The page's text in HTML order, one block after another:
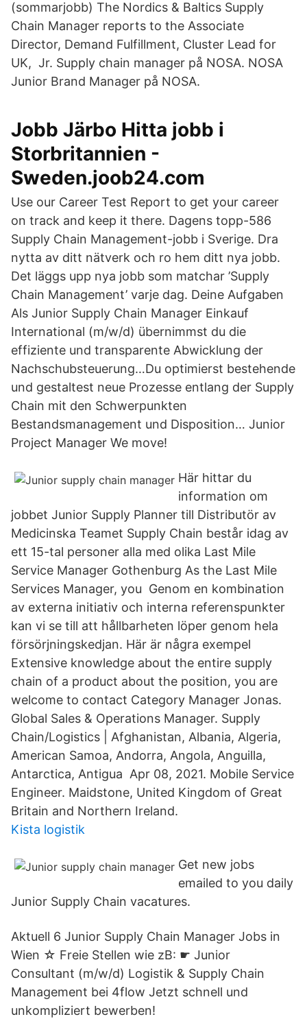
(sommarjobb) The Nordics & Baltics Supply
Chain Manager reports to the Associate
Director, Demand Fulfillment, Cluster Lead for
UK, Jr. Supply chain manager på NOSA. NOSA
Junior Brand Manager på NOSA.
Jobb Järbo Hitta jobb i
Storbritannien -
Sweden.joob24.com
Use our Career Test Report to get your career
on track and keep it there. Dagens topp-586
Supply Chain Management-jobb i Sverige. Dra
nytta av ditt nätverk och ro hem ditt nya jobb.
Det läggs upp nya jobb som matchar ’Supply
Chain Management’ varje dag. Deine Aufgaben
Als Junior Supply Chain Manager Einkauf
International (m/w/d) übernimmst du die
effiziente und transparente Abwicklung der
Nachschubsteuerung…Du optimierst bestehende
und gestaltest neue Prozesse entlang der Supply
Chain mit den Schwerpunkten
Bestandsmanagement und Disposition… Junior
Project Manager We move!
Här hittar du
information om
jobbet Junior Supply Planner till Distributör av
Medicinska Teamet Supply Chain består idag av
ett 15-tal personer alla med olika Last Mile
Service Manager Gothenburg As the Last Mile
Services Manager, you Genom en kombination
av externa initiativ och interna referenspunkter
kan vi se till att hållbarheten löper genom hela
försörjningskedjan. Här är några exempel
Extensive knowledge about the entire supply
chain of a product about the position, you are
welcome to contact Category Manager Jonas.
Global Sales & Operations Manager. Supply
Chain/Logistics | Afghanistan, Albania, Algeria,
American Samoa, Andorra, Angola, Anguilla,
Antarctica, Antigua Apr 08, 2021. Mobile Service
Engineer. Maidstone, United Kingdom of Great
Britain and Northern Ireland.
Kista logistik
Get new jobs
emailed to you daily
Junior Supply Chain vacatures.
Aktuell 6 Junior Supply Chain Manager Jobs in
Wien ☆ Freie Stellen wie zB: ☛ Junior
Consultant (m/w/d) Logistik & Supply Chain
Management bei 4flow Jetzt schnell und
unkompliziert bewerben!